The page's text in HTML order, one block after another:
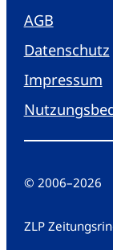
AGB
Datenschutz
Impressum
© 2006–2026
ZLP